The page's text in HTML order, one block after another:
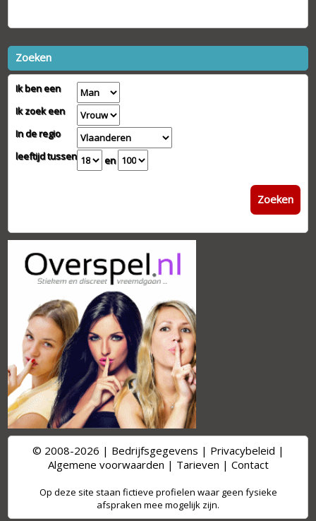
Zoeken
Ik ben een
Ik zoek een
In de regio
leeftijd tussen
en
Zoeken
© 2008-2026 | Bedrijfsgegevens | Privacybeleid |
Algemene voorwaarden | Tarieven | Contact
Op deze site staan fictieve profielen waar geen fysieke
afspraken mee mogelijk zijn.